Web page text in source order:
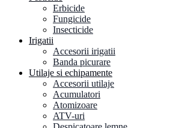
Erbicide
Fungicide
Insecticide
Irigatii
Accesorii irigatii
Banda picurare
Utilaje si echipamente
Accesorii utilaje
Acumulatori
Atomizoare
ATV-uri